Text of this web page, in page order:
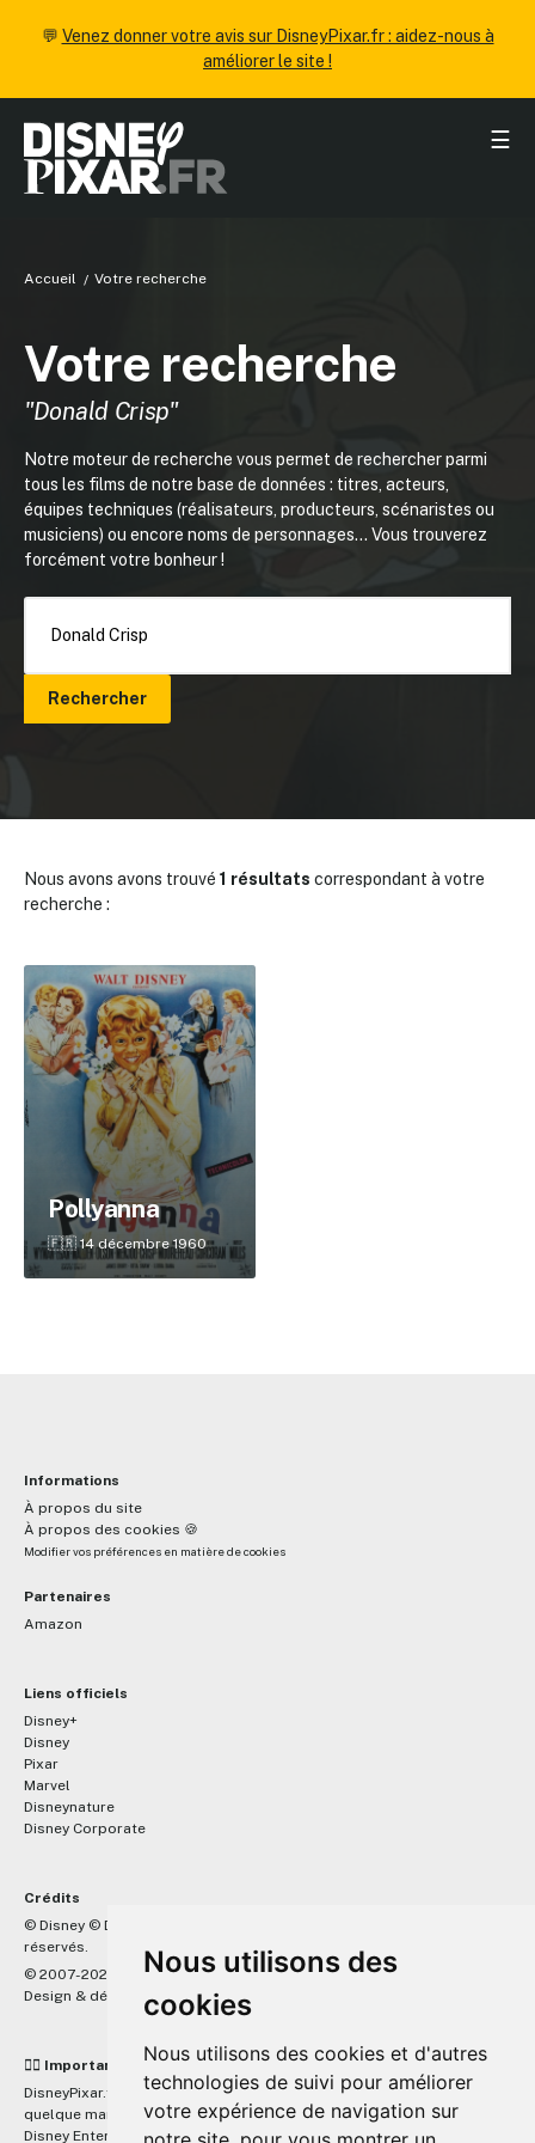
Nous utilisons des
cookies
Nous utilisons des cookies et d'autres
technologies de suivi pour améliorer
votre expérience de navigation sur
💬 Venez donner votre avis sur DisneyPixar.fr : aidez-nous à
améliorer le site !
☰
Accueil Votre recherche
Votre recherche
"Donald Crisp"
Notre moteur de recherche vous permet de rechercher parmi
tous les films de notre base de données : titres, acteurs,
équipes techniques (réalisateurs, producteurs, scénaristes ou
musiciens) ou encore noms de personnages... Vous trouverez
forcément votre bonheur !
Rechercher
Nous avons avons trouvé 1 résultats correspondant à votre
recherche :
Pollyanna
🇫🇷 14 décembre 1960
Informations
À propos du site
À propos des cookies 🍪
Modifier vos préférences en matière de cookies
Partenaires
Amazon
Liens officiels
Disney+
Disney
Pixar
Marvel
Disneynature
Disney Corporate
Crédits
© Disney © Disney/Pixar © &
réservés.
© 2007-2026 DisneyPixar.fr
Design & développement :MonsieurPaul
☝🏼 Important
DisneyPixar.fr est un site indépendant et n'est en aucun cas lié de
quelque manière que ce soit avec The Walt Disney Company, Pixar,
Disney Enterprises, Inc ou leurs dérivés ou associés. Toute demande
✕